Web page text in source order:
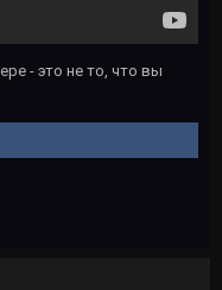
- это не то, что вы